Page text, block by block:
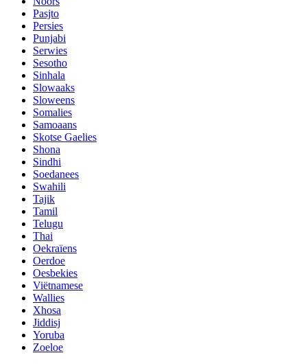
Pasjto
Persies
Punjabi
Serwies
Sesotho
Sinhala
Slowaaks
Sloweens
Somalies
Samoaans
Skotse Gaelies
Shona
Sindhi
Soedanees
Swahili
Tajik
Tamil
Telugu
Thai
Oekraïens
Oerdoe
Oesbekies
Viëtnamese
Wallies
Xhosa
Jiddisj
Yoruba
Zoeloe